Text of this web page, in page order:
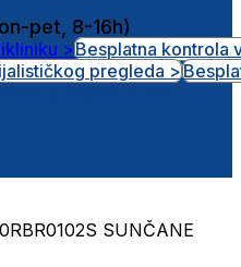
pet, 8-16h)
>Besplatna kontrola
pregleda >
0RBR0102S SUNČANE